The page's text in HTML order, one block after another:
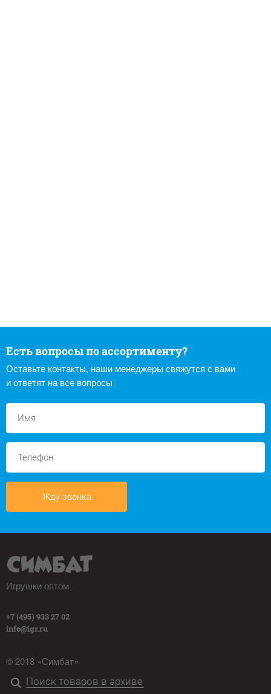
Есть вопросы по ассортименту?
Оставьте контакты, наши менеджеры свяжутся с вами
и ответят на все вопросы
Жду звонка
Игрушки оптом
+7 (495) 933 27 02
info@igr.ru
© 2018 «Симбат»